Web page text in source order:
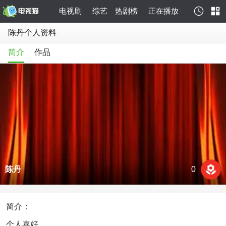
电视剧 综艺 热剧榜 正在播放
陈丹个人资料
简介 作品
陈丹 0
简介：
个人喜好